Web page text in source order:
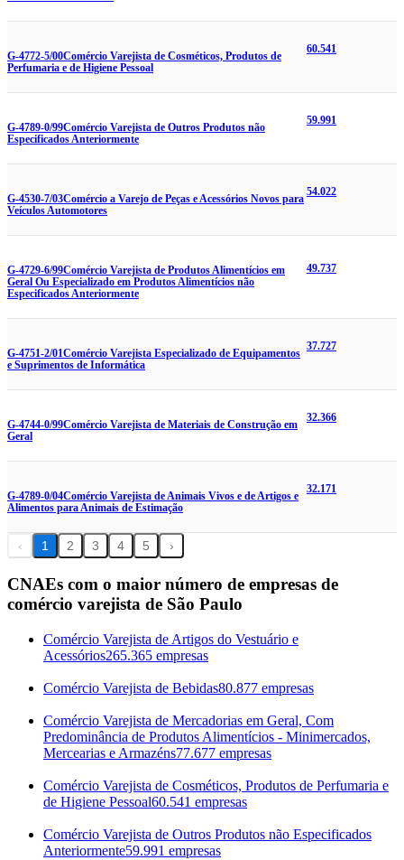
G-4772-5/00Comércio Varejista de Cosméticos, Produtos de
Perfumaria e de Higiene Pessoal
60.541
G-4789-0/99Comércio Varejista de Outros Produtos não
Especificados Anteriormente
59.991
G-4530-7/03Comércio a Varejo de Peças e Acessórios Novos para
Veículos Automotores
54.022
G-4729-6/99Comércio Varejista de Produtos Alimentícios em
Geral Ou Especializado em Produtos Alimentícios não
Especificados Anteriormente
49.737
G-4751-2/01Comércio Varejista Especializado de Equipamentos
e Suprimentos de Informática
37.727
G-4744-0/99Comércio Varejista de Materiais de Construção em
Geral
32.366
G-4789-0/04Comércio Varejista de Animais Vivos e de Artigos e
Alimentos para Animais de Estimação
32.171
‹ 1 2 3 4 5 ›
CNAEs com o maior número de empresas de
comércio varejista de São Paulo
Comércio Varejista de Artigos do Vestuário e
Acessórios265.365 empresas
Comércio Varejista de Bebidas80.877 empresas
Comércio Varejista de Mercadorias em Geral, Com
Predominância de Produtos Alimentícios - Minimercados,
Mercearias e Armazéns77.677 empresas
Comércio Varejista de Cosméticos, Produtos de Perfumaria e
de Higiene Pessoal60.541 empresas
Comércio Varejista de Outros Produtos não Especificados
Anteriormente59.991 empresas